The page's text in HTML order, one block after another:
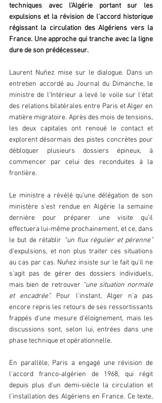
techniques avec l'Algérie portant sur les
expulsions et la révision de l'accord historique
régissant la circulation des Algériens vers la
France. Une approche qui tranche avec la ligne
dure de son prédécesseur.
Laurent Nuñez mise sur le dialogue. Dans un
entretien accordé au Journal du Dimanche, le
ministre de l'Intérieur a levé le voile sur l'état
des relations bilatérales entre Paris et Alger en
matière migratoire. Après des mois de tensions,
les deux capitales ont renoué le contact et
explorent désormais des pistes concrètes pour
débloquer plusieurs dossiers épineux, à
commencer par celui des reconduites à la
frontière.
Le ministre a révélé qu'une délégation de son
ministère s'est rendue en Algérie la semaine
dernière pour préparer une visite qu'il
effectuera lui-même prochainement, et ce, dans
le but de rétablir
“un flux régulier et pérenne”
d'expulsions, et non plus traiter ces situations
au cas par cas. Nuñez insiste sur le fait qu'il ne
s'agit pas de gérer des dossiers individuels,
mais bien de retrouver “une situation normale
et encadrée”. Pour l'instant, Alger n'a pas
encore repris les retours de ses ressortissants
frappés d'une mesure d'éloignement, mais les
discussions sont, selon lui, entrées dans une
phase technique et opérationnelle.
En parallèle, Paris a engagé une révision de
l'accord franco-algérien de 1968, qui régit
depuis plus d'un demi-siècle la circulation et
l'installation des Algériens en France. Ce texte,